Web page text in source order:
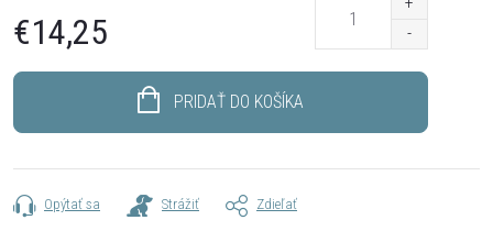
€14,25
PRIDAŤ DO KOŠÍKA
Opýtať sa Strážiť Zdieľať